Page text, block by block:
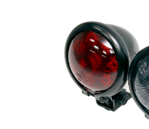
閉じる